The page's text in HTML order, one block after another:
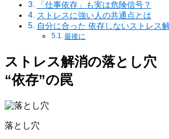
「仕事依存」も実は危険信号？
ストレスに強い人の共通点とは
自分に合った 依存しないストレス
最後に
ストレス解消の落とし穴
“依存”の罠
落とし穴